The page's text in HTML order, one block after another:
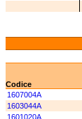
Codice
1607004A
1603044A
1601020A